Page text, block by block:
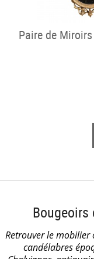
Paire de
Bougeoirs
Retrouver le mobilier
candélabres